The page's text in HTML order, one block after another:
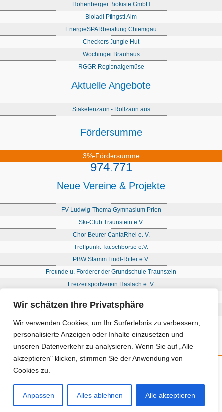
Wir schätzen Ihre Privatsphäre
Wir verwenden Cookies, um Ihr Surferlebnis zu verbessern,
personalisierte Anzeigen oder Inhalte einzusetzen und
unseren Datenverkehr zu analysieren. Wenn Sie auf „Alle
akzeptieren" klicken, stimmen Sie der Anwendung von
Cookies zu.
Anpassen Alles ablehnen Alle akzeptieren
Höhenberger Biokiste GmbH
Bioladl Pfingstl Alm
EnergieSPARberatung Chiemgau
Checkers Jungle Hut
Wochinger Brauhaus
RGGR Regionalgemüse
Aktuelle Angebote
Staketenzaun - Rollzaun aus
Fördersumme
3%-Fördersumme
974.771
Neue Vereine & Projekte
FV Ludwig-Thoma-Gymnasium Prien
Ski-Club Traunstein e.V.
Chor Beurer CantaRhei e. V.
Treffpunkt Tauschbörse e.V.
PBW Stamm Lindl-Ritter e.V.
Freunde u. Förderer der Grundschule Traunstein
Freizeitsportverein Haslach e. V.
Initiative Nandlstadt Eltern für Kinder e. V.
Reit- und Fahrverein Traunstein e. V
Impressum
Datenschutz